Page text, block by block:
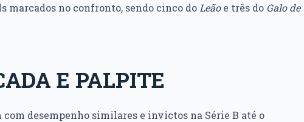
marcados no confronto, sendo cinco do Leãoe três do Galo de
E PALPITE
com desempenho similares e invictos na Série B até o